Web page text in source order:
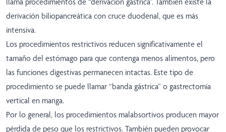
derivación biliopancreática con cruce duodenal, que es más
intensiva.
Los procedimientos restrictivos reducen significativamente el
tamaño del estómago para que contenga menos alimentos, pero
las funciones digestivas permanecen intactas. Este tipo de
procedimiento se puede llamar “banda gástrica” o gastrectomía
vertical en manga.
Por lo general, los procedimientos malabsortivos producen mayor
pérdida de peso que los restrictivos. También pueden provocar